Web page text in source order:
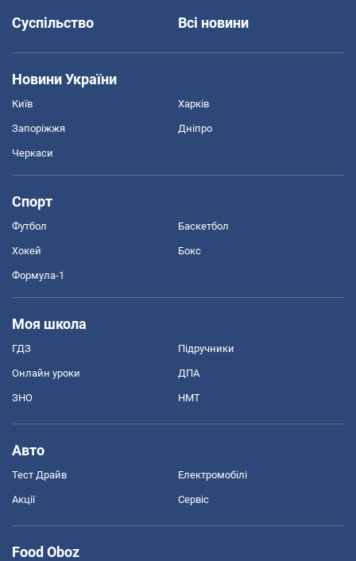
Суспільство
Всі новини
Новини України
Київ Харків
Запоріжжя Дніпро
Черкаси
Спорт
Футбол Баскетбол
Хокей Бокс
Формула-1
Моя школа
ГДЗ Підручники
Онлайн уроки ДПА
ЗНО НМТ
Авто
Тест Драйв Електромобілі
Акції Сервіс
Food Oboz